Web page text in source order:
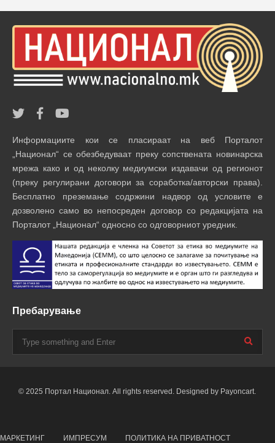
Информациите кои се пласираат на веб Порталот
„Национал“ се обезбедуваат преку сопствената новинарска
мрежа како и од неколку медиумски издавачи од регионот
(преку регулирани договори за соработка/авторски права).
Бесплатно преземање содржини надвор од условите е
дозволено само во непосреден договор со редакцијата на
Порталот „Национал“ односно со одговорниот уредник.
Пребарување
© 2025 Портал Национал. All rights reserved. Designed by Payoncart.
МАРКЕТИНГ ИМПРЕСУМ ПОЛИТИКА НА ПРИВАТНОСТ